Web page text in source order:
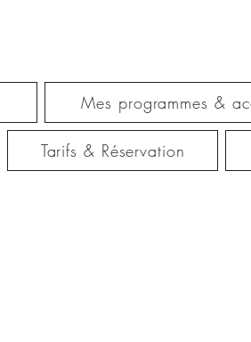
Mes programmes &
Tarifs & Réservation